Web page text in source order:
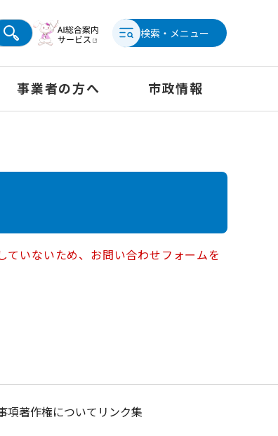
検索・メニュー
事業者の方へ 市政情報
いないため、お問い合わせフォームを
項著作権について リンク集